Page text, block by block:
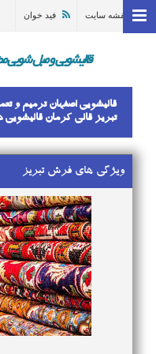
خانه
ترمیم و تعمیر قالی اصفهان
مبل شویی در اصفهان 03133336768
گالری
درباره ما
تماس با ما
در خواست سرویس
نقشه سایت فید خوان
قالیشویی و مبل شویی ممتاز
قالیشویی اصفهان ترمیم و
تبریز قالی کرمان
ویژگی های فرش تبریز